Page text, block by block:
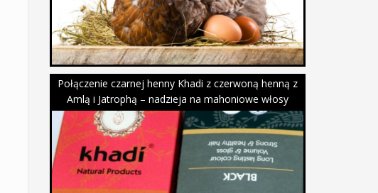
Połączenie czarnej henny Khadi z czerwoną henną z
Amlą i Jatrophą – nadzieja na mahoniowe włosy